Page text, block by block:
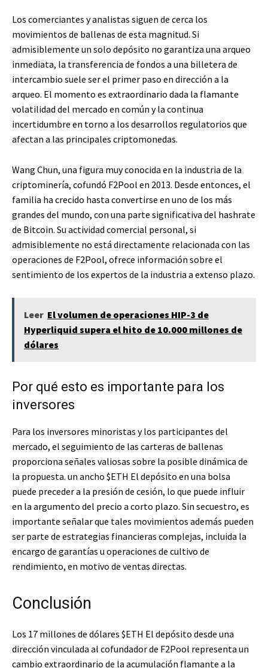
Los comerciantes y analistas siguen de cerca los
movimientos de ballenas de esta magnitud. Si
admisiblemente un solo depósito no garantiza una arqueo
inmediata, la transferencia de fondos a una billetera de
intercambio suele ser el primer paso en dirección a la
arqueo. El momento es extraordinario dada la flamante
volatilidad del mercado en común y la continua
incertidumbre en torno a los desarrollos regulatorios que
afectan a las principales criptomonedas.
Wang Chun, una figura muy conocida en la industria de la
criptominería, cofundó F2Pool en 2013. Desde entonces, el
familia ha crecido hasta convertirse en uno de los más
grandes del mundo, con una parte significativa del hashrate
de Bitcoin. Su actividad comercial personal, si
admisiblemente no está directamente relacionada con las
operaciones de F2Pool, ofrece información sobre el
sentimiento de los expertos de la industria a extenso plazo.
Leer El volumen de operaciones HIP-3 de
Hyperliquid supera el hito de 10.000 millones de
dólares
Por qué esto es importante para los
inversores
Para los inversores minoristas y los participantes del
mercado, el seguimiento de las carteras de ballenas
proporciona señales valiosas sobre la posible dinámica de
la propuesta. un ancho $ETH El depósito en una bolsa
puede preceder a la presión de cesión, lo que puede influir
en la argumento del precio a corto plazo. Sin secuestro, es
importante señalar que tales movimientos además pueden
ser parte de estrategias financieras complejas, incluida la
encargo de garantías u operaciones de cultivo de
rendimiento, en motivo de ventas directas.
Conclusión
Los 17 millones de dólares $ETH El depósito desde una
dirección vinculada al cofundador de F2Pool representa un
cambio extraordinario de la acumulación flamante a la